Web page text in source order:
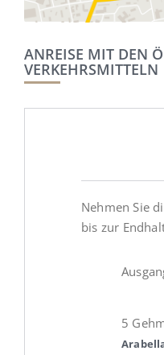
ANREISE MIT DEN
VERKEHRSMITTELN
Nehmen Sie
bis zur
5